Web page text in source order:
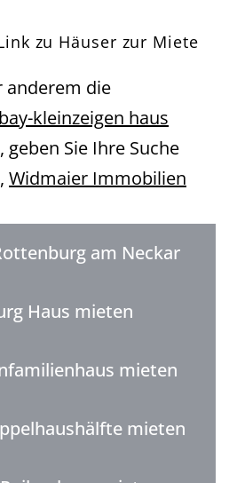
zu Häuser zur Miete
anderem die
kleinzeigen haus
, geben Sie Ihre Suche
, Widmaier Immobilien
am Neckar
Haus mieten
mieten
mieten